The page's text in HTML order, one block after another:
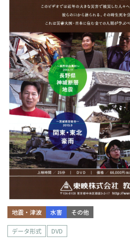
地震・津波 水害 その他
データ形式 DVD